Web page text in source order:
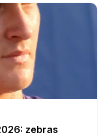
zebras